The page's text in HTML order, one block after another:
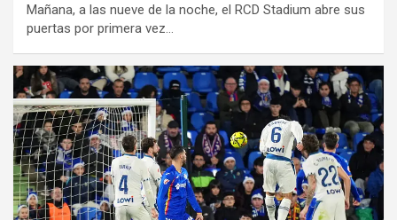
Mañana, a las nueve de la noche, el RCD Stadium abre sus
puertas por primera vez…